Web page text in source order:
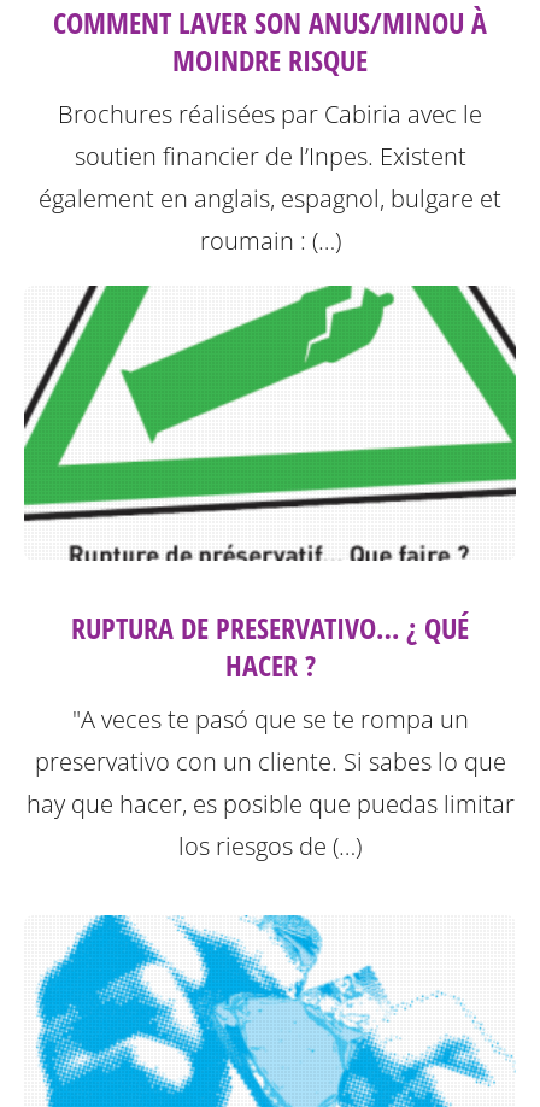
COMMENT LAVER SON ANUS/MINOU À
MOINDRE RISQUE
Brochures réalisées par Cabiria avec le
soutien financier de l’Inpes. Existent
également en anglais, espagnol, bulgare et
roumain : (…)
RUPTURA DE PRESERVATIVO… ¿ QUÉ
HACER ?
"A veces te pasó que se te rompa un
preservativo con un cliente. Si sabes lo que
hay que hacer, es posible que puedas limitar
los riesgos de (…)